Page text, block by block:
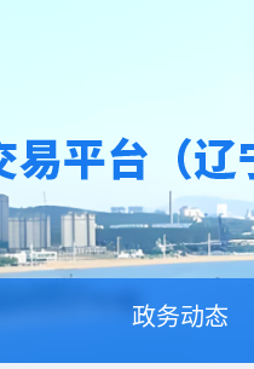
政务动态